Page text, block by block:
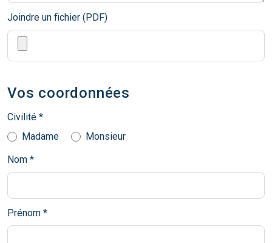
Joindre un fichier (PDF)
Vos coordonnées
Civilité *
Madame
Monsieur
Nom *
Prénom *